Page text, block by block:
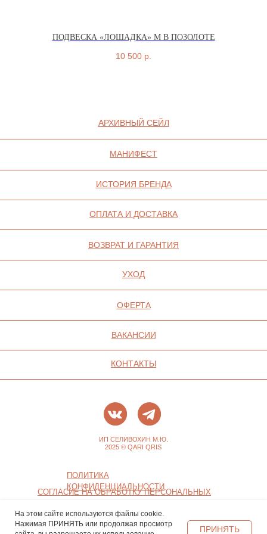
ПОДВЕСКА «ЛОШАДКА» M В ПОЗОЛОТЕ
10 500 р.
На этом сайте используются файлы cookie.
Нажимая ПРИНЯТЬ или продолжая просмотр
ПРИНЯТЬ